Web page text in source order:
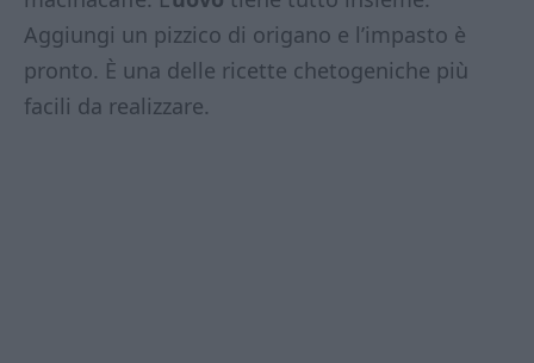
Aggiungi un pizzico di origano e l’impasto è
pronto. È una delle ricette chetogeniche più
facili da realizzare.